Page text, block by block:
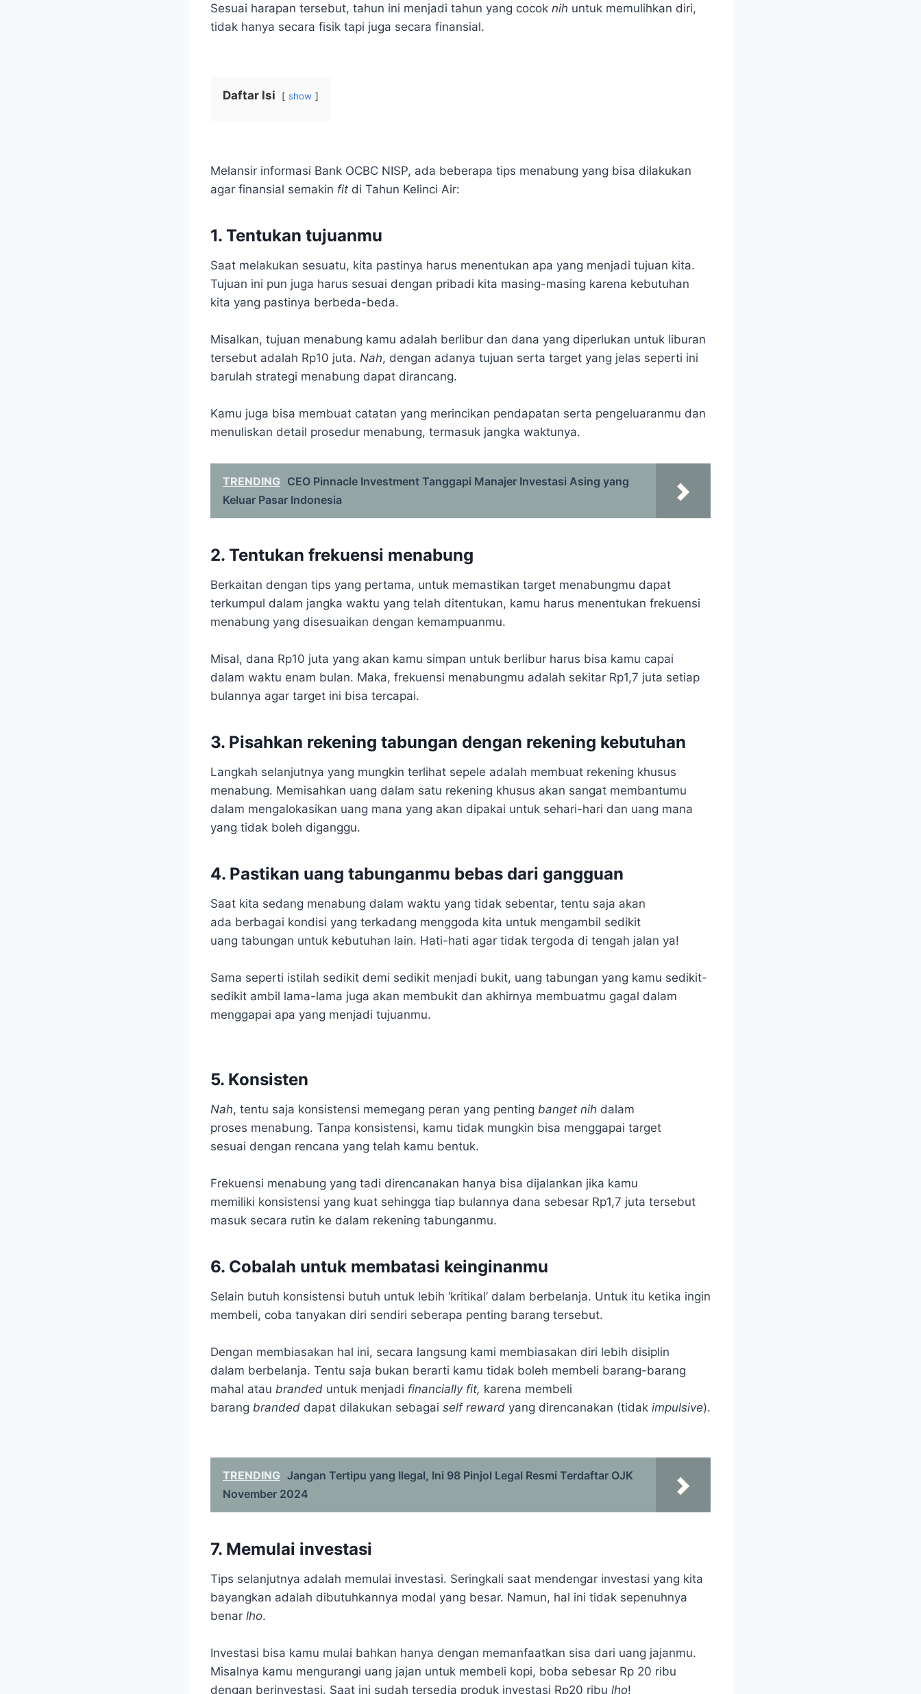
Sesuai harapan tersebut, tahun ini menjadi tahun yang cocok nih untuk memulihkan diri,
tidak hanya secara fisik tapi juga secara finansial.
Daftar Isi show
Melansir informasi Bank OCBC NISP, ada beberapa tips menabung yang bisa dilakukan
agar finansial semakin fit di Tahun Kelinci Air:
1. Tentukan tujuanmu
Saat melakukan sesuatu, kita pastinya harus menentukan apa yang menjadi tujuan kita.
Tujuan ini pun juga harus sesuai dengan pribadi kita masing-masing karena kebutuhan
kita yang pastinya berbeda-beda.
Misalkan, tujuan menabung kamu adalah berlibur dan dana yang diperlukan untuk liburan
tersebut adalah Rp10 juta. Nah, dengan adanya tujuan serta target yang jelas seperti ini
barulah strategi menabung dapat dirancang.
Kamu juga bisa membuat catatan yang merincikan pendapatan serta pengeluaranmu dan
menuliskan detail prosedur menabung, termasuk jangka waktunya.
TRENDING CEO Pinnacle Investment Tanggapi Manajer Investasi Asing yang
Keluar Pasar Indonesia
2. Tentukan frekuensi menabung
Berkaitan dengan tips yang pertama, untuk memastikan target menabungmu dapat
terkumpul dalam jangka waktu yang telah ditentukan, kamu harus menentukan frekuensi
menabung yang disesuaikan dengan kemampuanmu.
Misal, dana Rp10 juta yang akan kamu simpan untuk berlibur harus bisa kamu capai
dalam waktu enam bulan. Maka, frekuensi menabungmu adalah sekitar Rp1,7 juta setiap
bulannya agar target ini bisa tercapai.
3. Pisahkan rekening tabungan dengan rekening kebutuhan
Langkah selanjutnya yang mungkin terlihat sepele adalah membuat rekening khusus
menabung. Memisahkan uang dalam satu rekening khusus akan sangat membantumu
dalam mengalokasikan uang mana yang akan dipakai untuk sehari-hari dan uang mana
yang tidak boleh diganggu.
4. Pastikan uang tabunganmu bebas dari gangguan
Saat kita sedang menabung dalam waktu yang tidak sebentar, tentu saja akan
ada berbagai kondisi yang terkadang menggoda kita untuk mengambil sedikit
uang tabungan untuk kebutuhan lain. Hati-hati agar tidak tergoda di tengah jalan ya!
Sama seperti istilah sedikit demi sedikit menjadi bukit, uang tabungan yang kamu sedikit-
sedikit ambil lama-lama juga akan membukit dan akhirnya membuatmu gagal dalam
menggapai apa yang menjadi tujuanmu.
5. Konsisten
Nah, tentu saja konsistensi memegang peran yang penting banget nih dalam
proses menabung. Tanpa konsistensi, kamu tidak mungkin bisa menggapai target
sesuai dengan rencana yang telah kamu bentuk.
Frekuensi menabung yang tadi direncanakan hanya bisa dijalankan jika kamu
memiliki konsistensi yang kuat sehingga tiap bulannya dana sebesar Rp1,7 juta tersebut
masuk secara rutin ke dalam rekening tabunganmu.
6. Cobalah untuk membatasi keinginanmu
Selain butuh konsistensi butuh untuk lebih ‘kritikal’ dalam berbelanja. Untuk itu ketika ingin
membeli, coba tanyakan diri sendiri seberapa penting barang tersebut.
Dengan membiasakan hal ini, secara langsung kami membiasakan diri lebih disiplin
dalam berbelanja. Tentu saja bukan berarti kamu tidak boleh membeli barang-barang
mahal atau branded untuk menjadi financially fit, karena membeli
barang branded dapat dilakukan sebagai self reward yang direncanakan (tidak impulsive).
TRENDING Jangan Tertipu yang Ilegal, Ini 98 Pinjol Legal Resmi Terdaftar OJK
November 2024
7. Memulai investasi
Tips selanjutnya adalah memulai investasi. Seringkali saat mendengar investasi yang kita
bayangkan adalah dibutuhkannya modal yang besar. Namun, hal ini tidak sepenuhnya
benar lho.
Investasi bisa kamu mulai bahkan hanya dengan memanfaatkan sisa dari uang jajanmu.
Misalnya kamu mengurangi uang jajan untuk membeli kopi, boba sebesar Rp 20 ribu
dengan berinvestasi. Saat ini sudah tersedia produk investasi Rp20 ribu lho!